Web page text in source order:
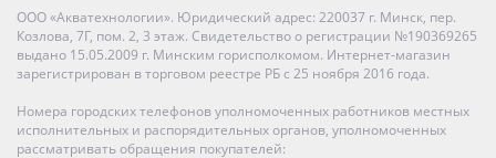
ООО «Акватехнологии». Юридический адрес: 220037 г. Минск, пер.
Козлова, 7Г, пом. 2, 3 этаж. Свидетельство о регистрации №190369265
выдано 15.05.2009 г. Минским горисполкомом. Интернет-магазин
зарегистрирован в торговом реестре РБ с 25 ноября 2016 года.
Номера городских телефонов уполномоченных работников местных
исполнительных и распорядительных органов, уполномоченных
рассматривать обращения покупателей: